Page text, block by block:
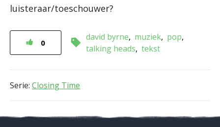
luisteraar/toeschouwer?
0
david byrne muziek pop
talking heads tekst
Serie: Closing Time